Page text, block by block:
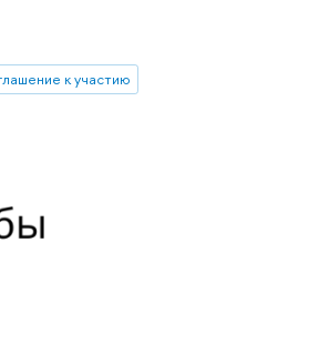
к участию